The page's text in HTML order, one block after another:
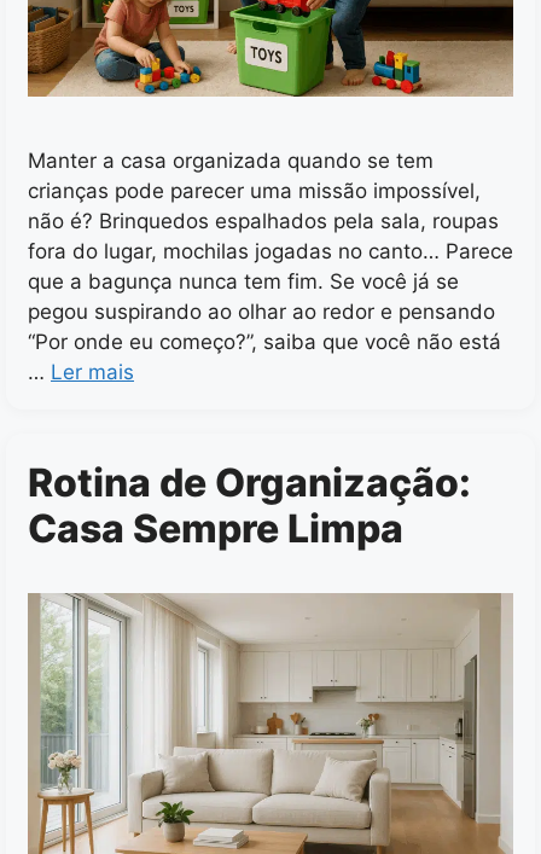
Manter a casa organizada quando se tem
crianças pode parecer uma missão impossível,
não é? Brinquedos espalhados pela sala, roupas
fora do lugar, mochilas jogadas no canto… Parece
que a bagunça nunca tem fim. Se você já se
pegou suspirando ao olhar ao redor e pensando
“Por onde eu começo?”, saiba que você não está
… Ler mais
Rotina de Organização:
Casa Sempre Limpa